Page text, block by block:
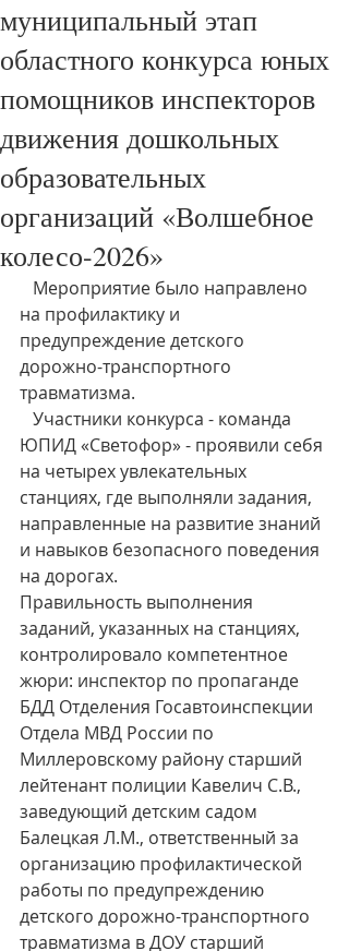
муниципальный этап
областного конкурса юных
помощников инспекторов
движения дошкольных
образовательных
организаций «Волшебное
колесо-2026»
на профилактику и
предупреждение детского
дорожно-транспортного
травматизма.
ЮПИД «Светофор» - проявили себя
на четырех увлекательных
станциях, где выполняли задания,
направленные на развитие знаний
и навыков безопасного поведения
на дорогах.
Правильность выполнения
заданий, указанных на станциях,
контролировало компетентное
жюри: инспектор по пропаганде
БДД Отделения Госавтоинспекции
Отдела МВД России по
Миллеровскому району старший
лейтенант полиции Кавелич С.В.,
заведующий детским садом
Балецкая Л.М., ответственный за
организацию профилактической
работы по предупреждению
детского дорожно-транспортного
травматизма в ДОУ старший